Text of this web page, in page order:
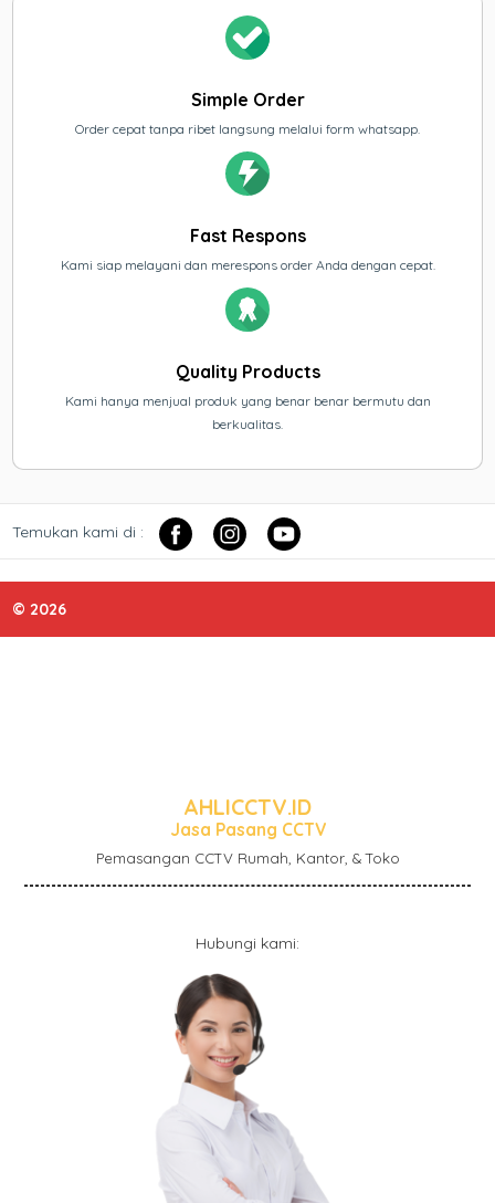
Simple Order
Order cepat tanpa ribet langsung melalui form whatsapp.
Fast Respons
Kami siap melayani dan merespons order Anda dengan cepat.
Quality Products
Kami hanya menjual produk yang benar benar bermutu dan
berkualitas.
Temukan kami di :
© 2026
AHLICCTV.ID
Jasa Pasang CCTV
Pemasangan CCTV Rumah, Kantor, & Toko
Hubungi kami: